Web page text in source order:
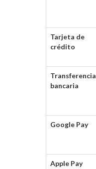
Tarjeta de
crédito
Transferencia
bancaria
Google Pay
Apple Pay